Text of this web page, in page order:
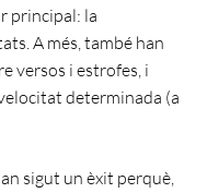
principal: la
A més, també han
versos i estrofes, i
determinada (a
sigut un èxit perquè,